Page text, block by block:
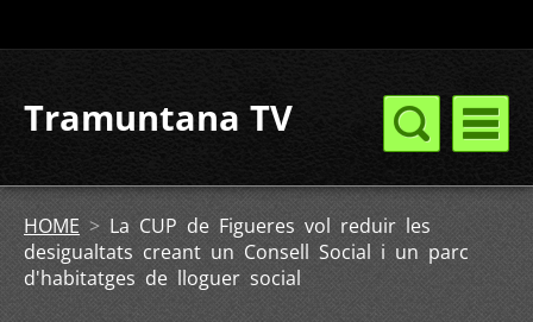
Tramuntana TV
HOME > La CUP de Figueres vol reduir les
desigualtats creant un Consell Social i un parc
d'habitatges de lloguer social